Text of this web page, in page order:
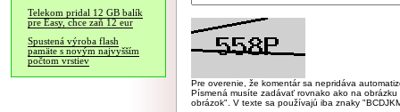
Telekom pridal 12 GB balík
pre Easy, chce zaň 12 eur
Spustená výroba flash
pamäte s novým najvyšším
počtom vrstiev
Pre overenie, že komentár sa nepridáva
Písmená musíte zadávať rovnako ako na
obrázok". V texte sa používajú iba znaky